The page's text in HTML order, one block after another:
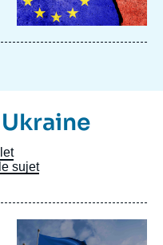
sujet
Image
principale